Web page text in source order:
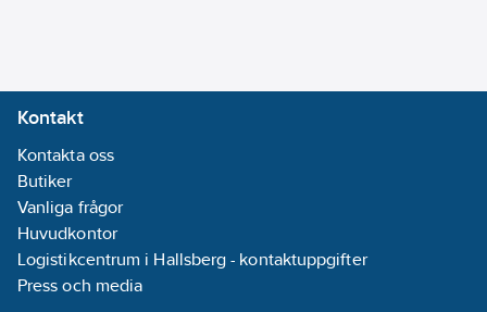
Ean
artikelnr:
Materialklass
Kontakt
Kontakta oss
Butiker
Vanliga frågor
Huvudkontor
Logistikcentrum i Hallsberg - kontaktuppgifter
Press och media